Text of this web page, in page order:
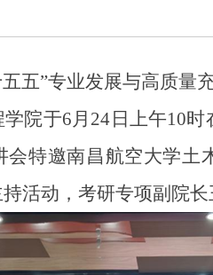
五”专业发展与高质量
院于6月24日上午10
会特邀南昌航空大学土
活动，考研专项副院